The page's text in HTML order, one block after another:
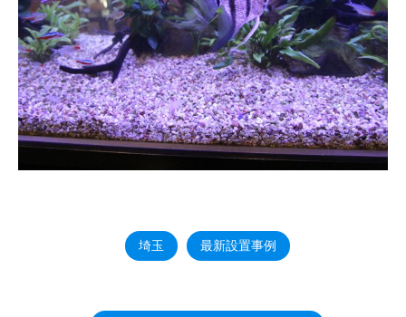
埼玉 最新設置事例